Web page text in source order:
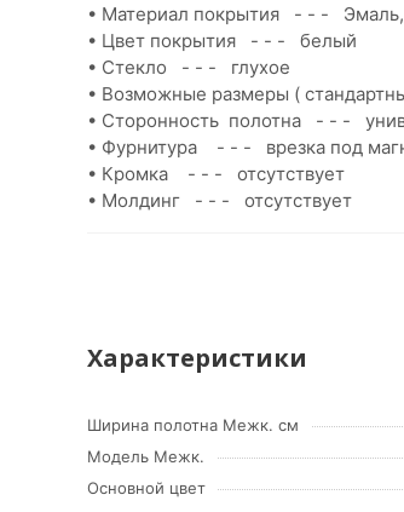
• Материал покрытия - - - Эмаль,
• Цвет покрытия - - - белый
• Стекло - - - глухое
• Возможные размеры (
• Сторонность полотна - - -
• Фурнитура - - - врезка под
• Кромка - - - отсутствует
• Молдинг - - - отсутствует
Характеристики
Ширина полотна Межк. см
Модель Межк.
Основной цвет